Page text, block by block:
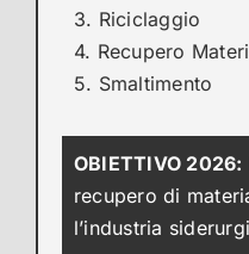
3. Riciclaggio
4. Recupero
5. Smaltimento
OBIETTIVO 2026:
recupero di
l’industria